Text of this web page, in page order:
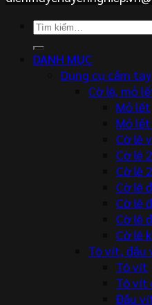
Tìm
DANH MỤC
Dụng cụ cầm tay
Cờ lê, mỏ
Mỏ lết
Mỏ
Cờ lê
Cờ lê
Cờ lê
Cờ lê
Cờ lê
Cờ lê
Cờ lê
Tô vít, đầu
Tô vít
Tô vít
Đầu